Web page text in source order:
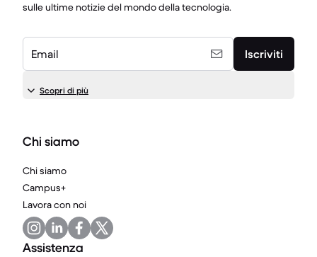
sulle ultime notizie del mondo della tecnologia.
Email Iscriviti
Scopri di più
Chi siamo
Chi siamo
Campus+
Lavora con noi
Assistenza